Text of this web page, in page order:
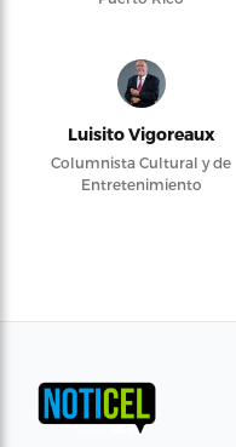
Luisito Vigoreaux
Columnista Cultural y de
Entretenimiento